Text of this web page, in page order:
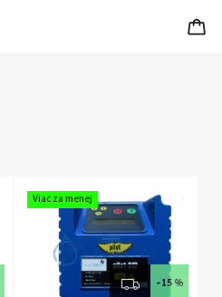
Viac za menej
–15 %